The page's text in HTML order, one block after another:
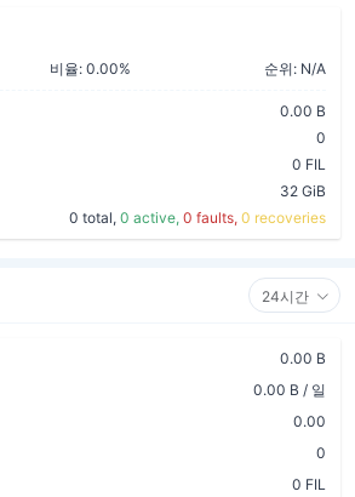
비율: 0.00% 순위: N/A
0.00 B
0
0 FIL
32 GiB
0 total, 0 active, 0 faults, 0 recoveries
24시간
0.00 B
0.00 B / 일
0.00
0
0 FIL